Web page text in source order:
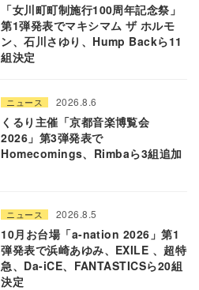
「女川町町制施行100周年記念祭」
第1弾発表でマキシマム ザ ホルモ
ン、石川さゆり、Hump Backら11
組決定
ニュース 2026.8.6
くるり主催「京都音楽博覧会
2026」第3弾発表で
Homecomings、Rimbaら3組追加
ニュース 2026.8.5
10月お台場「a-nation 2026」第1
弾発表で浜崎あゆみ、EXILE 、超特
急、Da-iCE、FANTASTICSら20組
決定